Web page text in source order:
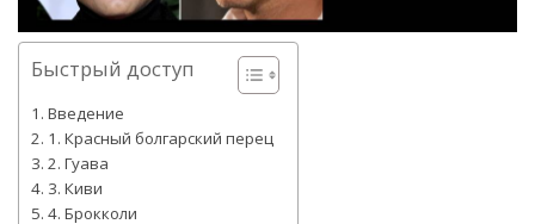
Быстрый доступ
Введение
1. Красный болгарский перец
2. Гуава
3. Киви
4. Брокколи